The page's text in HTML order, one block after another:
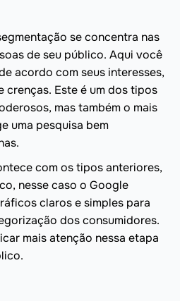
se concentra nas
de seu público. Aqui você
acordo com seus interesses,
crenças. Este é um dos tipos
mas também o mais
uma pesquisa bem
com os tipos anteriores,
nesse caso o Google
claros e simples para
dos consumidores.
mais atenção nessa etapa